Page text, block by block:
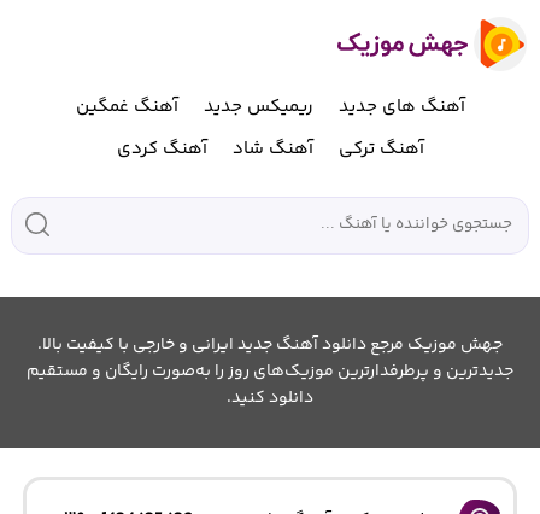
آهنگ های جدید ریمیکس جدید
آهنگ غمگین
آهنگ ترکی
آهنگ شاد آهنگ کردی
جهش موزیک مرجع دانلود آهنگ جدید ایرانی و خارجی با کیفیت بالا.
جدیدترین و پرطرفدارترین موزیک‌های روز را به‌صورت رایگان و مستقیم
دانلود کنید.